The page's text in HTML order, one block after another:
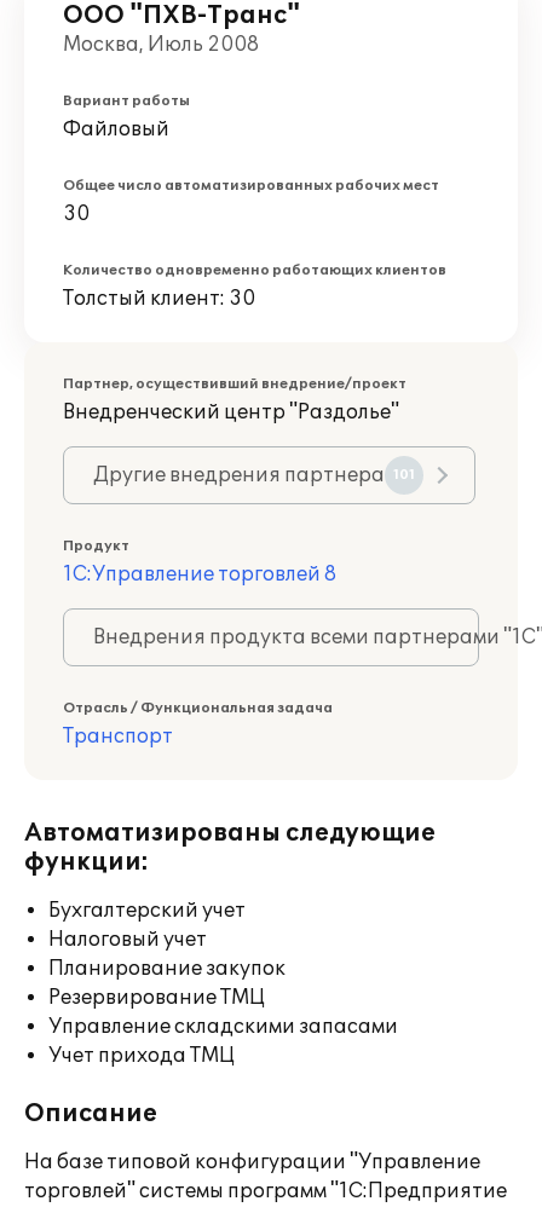
ООО "ПХВ-Транс"
Москва, Июль 2008
Вариант работы
Файловый
Общее число автоматизированных рабочих мест
30
Количество одновременно работающих клиентов
Толстый клиент: 30
Партнер, осуществивший внедрение/проект
Внедренческий центр "Раздолье"
Другие внедрения партнера 101
Продукт
1С:Управление торговлей 8
Внедрения продукта всеми партнерами
Отрасль / Функциональная задача
Транспорт
Автоматизированы следующие
функции:
Бухгалтерский учет
Налоговый учет
Планирование закупок
Резервирование ТМЦ
Управление складскими запасами
Учет прихода ТМЦ
Описание
На базе типовой конфигурации "Управление
торговлей" системы программ "1С:Предприятие